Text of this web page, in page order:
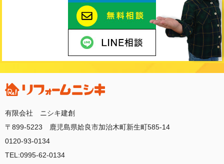
有限会社 ニシキ建創
〒899-5223 鹿児島県姶良市加治木町新生町585-14
0120-93-0134
TEL:0995-62-0134